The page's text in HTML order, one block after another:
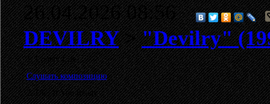
26.04.2026 08:56
DEVILRY>"Devilry"
1. Lonely Life
Слушать композицию
2. Die, If You Ready